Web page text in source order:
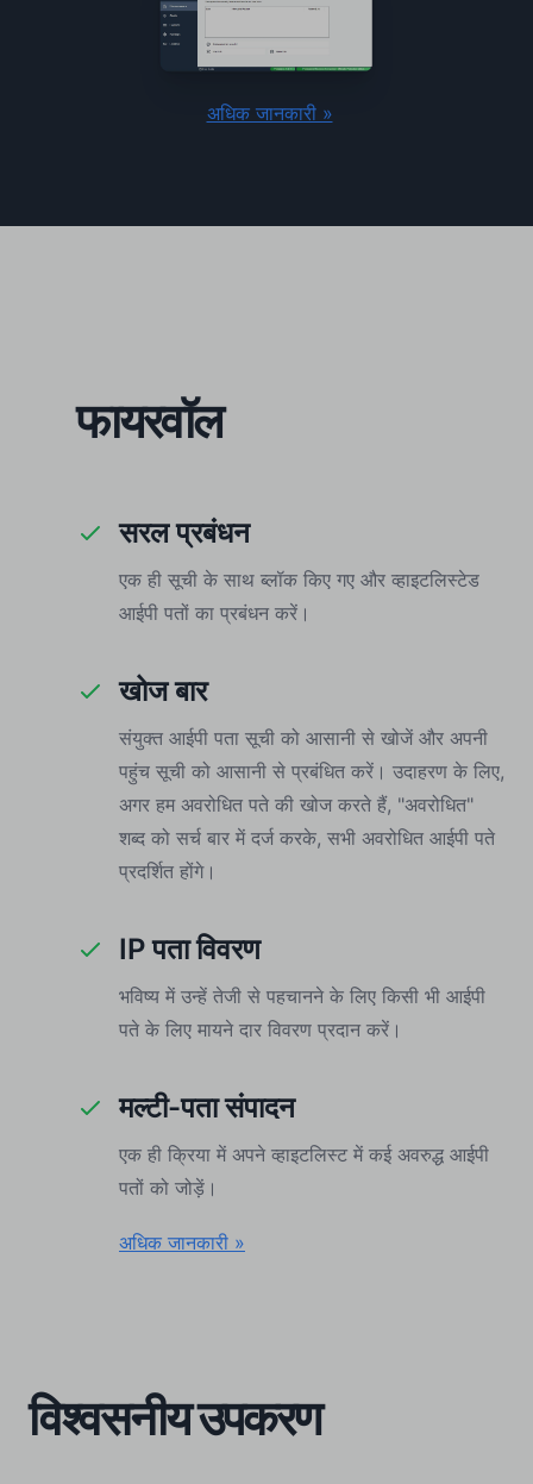
अधिक जानकारी »
फायरवॉल
सरल प्रबंधन
एक ही सूची के साथ ब्लॉक किए गए और व्हाइटलिस्टेड
आईपी पतों का प्रबंधन करें।
खोज बार
संयुक्त आईपी पता सूची को आसानी से खोजें और अपनी
पहुंच सूची को आसानी से प्रबंधित करें। उदाहरण के लिए,
अगर हम अवरोधित पते की खोज करते हैं, "अवरोधित"
शब्द को सर्च बार में दर्ज करके, सभी अवरोधित आईपी पते
प्रदर्शित होंगे।
IP पता विवरण
भविष्य में उन्हें तेजी से पहचानने के लिए किसी भी आईपी
पते के लिए मायने दार विवरण प्रदान करें।
मल्टी-पता संपादन
एक ही क्रिया में अपने व्हाइटलिस्ट में कई अवरुद्ध आईपी
पतों को जोड़ें।
अधिक जानकारी »
विश्वसनीय उपकरण